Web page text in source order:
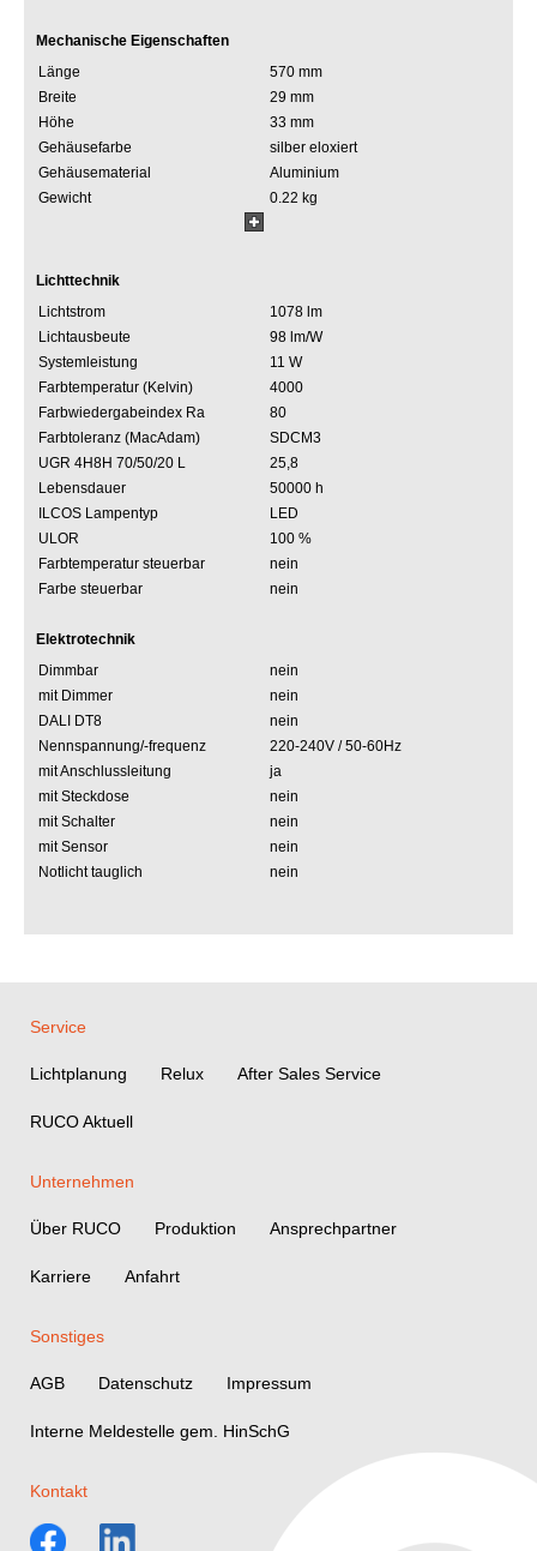
Mechanische Eigenschaften
Länge
570 mm
Breite
29 mm
Höhe
33 mm
Gehäusefarbe
silber eloxiert
Gehäusematerial
Aluminium
Gewicht
0.22 kg
Lichttechnik
Lichtstrom
1078 lm
Lichtausbeute
98 lm/W
Systemleistung
11 W
Farbtemperatur (Kelvin)
4000
Farbwiedergabeindex Ra
80
Farbtoleranz (MacAdam)
SDCM3
UGR 4H8H 70/50/20 L
25,8
Lebensdauer
50000 h
ILCOS Lampentyp
LED
ULOR
100 %
Farbtemperatur steuerbar
nein
Farbe steuerbar
nein
Elektrotechnik
Dimmbar
nein
mit Dimmer
nein
DALI DT8
nein
Nennspannung/-frequenz
220-240V / 50-60Hz
mit Anschlussleitung
ja
mit Steckdose
nein
mit Schalter
nein
mit Sensor
nein
Notlicht tauglich
nein
Service
Lichtplanung Relux After Sales Service
RUCO Aktuell
Unternehmen
Über RUCO Produktion Ansprechpartner
Karriere Anfahrt
Sonstiges
AGB Datenschutz Impressum
Interne Meldestelle gem. HinSchG
Kontakt